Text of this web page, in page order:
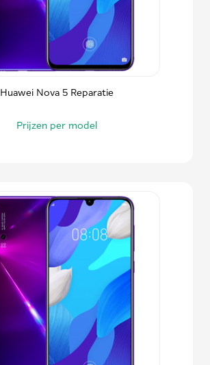
Huawei Nova 5 Reparatie
Prijzen per model